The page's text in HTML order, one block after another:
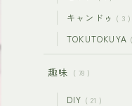
キャンドゥ 3
TOKUTOKUYA
趣味 78
DIY 21